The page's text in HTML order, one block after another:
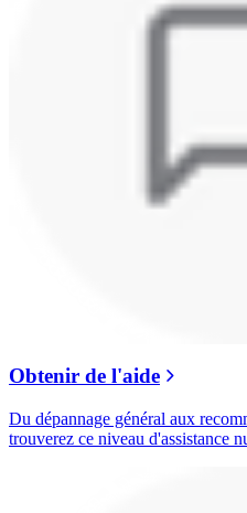
Obtenir de l'aide
Du dépannage général aux
trouverez ce niveau d'assistance